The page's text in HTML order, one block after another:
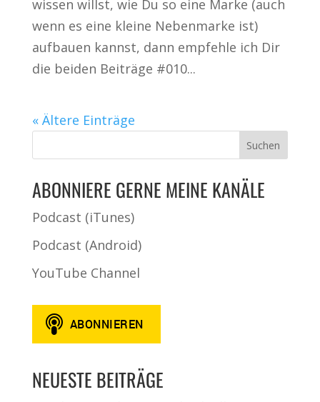
wissen willst, wie Du so eine Marke (auch
wenn es eine kleine Nebenmarke ist)
aufbauen kannst, dann empfehle ich Dir
die beiden Beiträge #010...
« Ältere Einträge
ABONNIERE GERNE MEINE KANÄLE
Podcast (iTunes)
Podcast (Android)
YouTube Channel
NEUESTE BEITRÄGE